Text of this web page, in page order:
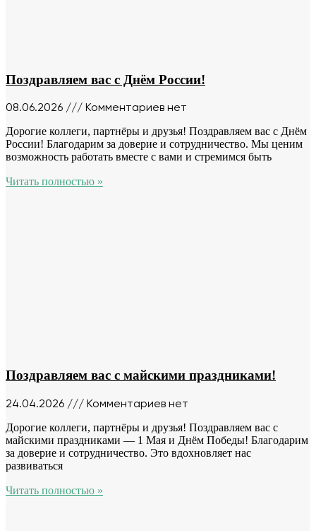
Поздравляем вас с Днём России!
08.06.2026 Комментариев нет
Дорогие коллеги, партнёры и друзья! Поздравляем вас с Днём
России! Благодарим за доверие и сотрудничество. Мы ценим
возможность работать вместе с вами и стремимся быть
Читать полностью »
Поздравляем вас с майскими праздниками!
24.04.2026 Комментариев нет
Дорогие коллеги, партнёры и друзья! Поздравляем вас с
майскими праздниками — 1 Мая и Днём Победы! Благодарим
за доверие и сотрудничество. Это вдохновляет нас
развиваться
Читать полностью »